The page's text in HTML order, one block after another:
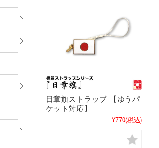
日章旗ストラップ 【ゆうパ
ケット対応】
¥770(税込)